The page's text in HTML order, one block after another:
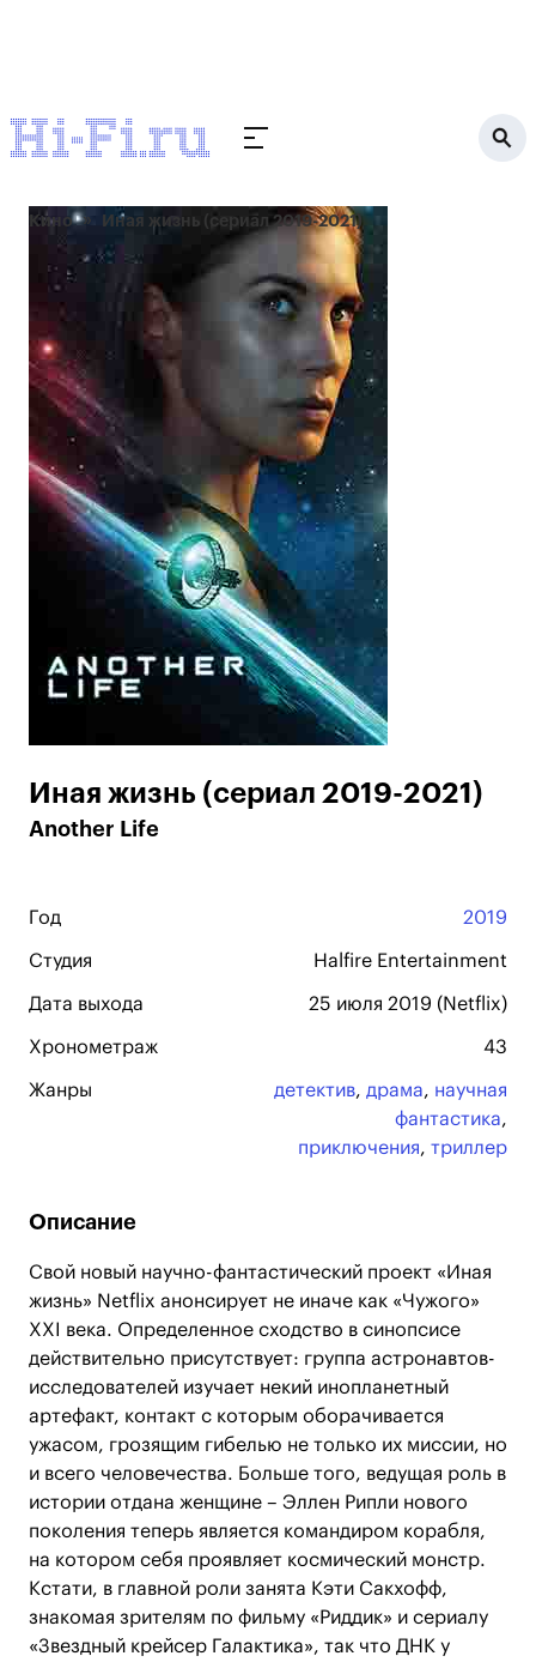
Кино Иная жизнь (сериал 2019-2021)
Иная жизнь (сериал 2019-2021)
Another Life
Год 2019
Студия Halfire Entertainment
Дата выхода 25 июля 2019 (Netflix)
Хронометраж 43
Жанры детектив, драма, научная
фантастика,
приключения, триллер
Описание
Свой новый научно-фантастический проект «Иная
жизнь» Netflix анонсирует не иначе как «Чужого»
XXI века. Определенное сходство в синопсисе
действительно присутствует: группа астронавтов-
исследователей изучает некий инопланетный
артефакт, контакт с которым оборачивается
ужасом, грозящим гибелью не только их миссии, но
и всего человечества. Больше того, ведущая роль в
истории отдана женщине – Эллен Рипли нового
поколения теперь является командиром корабля,
на котором себя проявляет космический монстр.
Кстати, в главной роли занята Кэти Сакхофф,
знакомая зрителям по фильму «Риддик» и сериалу
«Звездный крейсер Галактика», так что ДНК у